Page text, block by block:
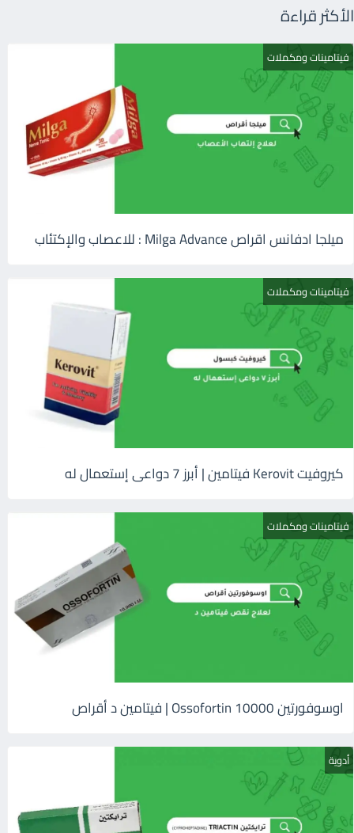
الأكثر قراءة
فيتامينات ومكملات
ميلجا ادفانس اقراص Milga Advance : للاعصاب والإكتئاب
فيتامينات ومكملات
كيروفيت Kerovit فيتامين | أبرز 7 دواعى إستعمال له
فيتامينات ومكملات
اوسوفورتين 10000 Ossofortin | فيتامين د أقراص
أدوية